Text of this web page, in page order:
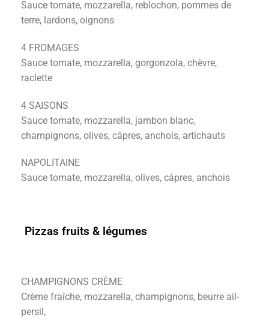
Sauce tomate, mozzarella, reblochon, pommes de
terre, lardons, oignons
4 FROMAGES
Sauce tomate, mozzarella, gorgonzola, chèvre,
raclette
4 SAISONS
Sauce tomate, mozzarella, jambon blanc,
champignons, olives, câpres, anchois, artichauts
NAPOLITAINE
Sauce tomate, mozzarella, olives, câpres, anchois
Pizzas fruits & légumes
CHAMPIGNONS CRÈME
Crème fraîche, mozzarella, champignons, beurre ail-
persil,